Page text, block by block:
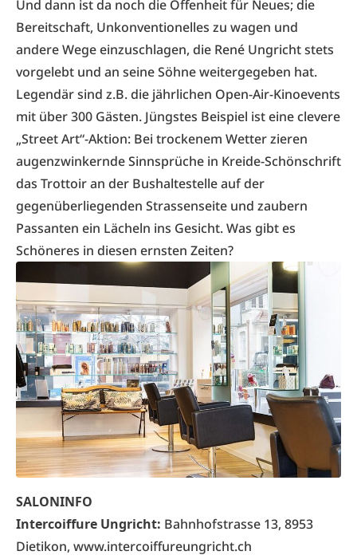
Und dann ist da noch die Offenheit für Neues; die
Bereitschaft, Unkonventionelles zu wagen und
andere Wege einzuschlagen, die René Ungricht stets
vorgelebt und an seine Söhne weitergegeben hat.
Legendär sind z.B. die jährlichen Open-Air-Kinoevents
mit über 300 Gästen. Jüngstes Beispiel ist eine clevere
„Street Art“-Aktion: Bei trockenem Wetter zieren
augenzwinkernde Sinnsprüche in Kreide-Schönschrift
das Trottoir an der Bushaltestelle auf der
gegenüberliegenden Strassenseite und zaubern
Passanten ein Lächeln ins Gesicht. Was gibt es
Schöneres in diesen ernsten Zeiten?
SALONINFO
Intercoiffure Ungricht: Bahnhofstrasse 13, 8953
Dietikon, www.intercoiffureungricht.ch